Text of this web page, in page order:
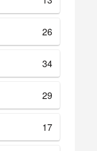
26
34
29
17